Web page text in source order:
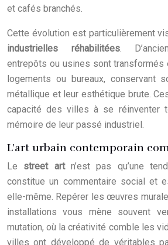
et cafés branchés.
Cette évolution est particulièrement
industrielles réhabilitées.
entrepôts ou usines sont transformés
logements ou bureaux, conservant
métallique et leur esthétique brute.
capacité des villes à se réinventer
mémoire de leur passé industriel.
L’art urbain contemporain
Le street artn’est pas qu’une
constitue un commentaire social et
elle-même. Repérer les œuvres
installations vous mène souvent
mutation, où la créativité comble les
villes ont développé de véritables